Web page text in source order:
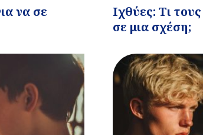
να σε
Ιχθύες: Τι
σε μια σχέση;